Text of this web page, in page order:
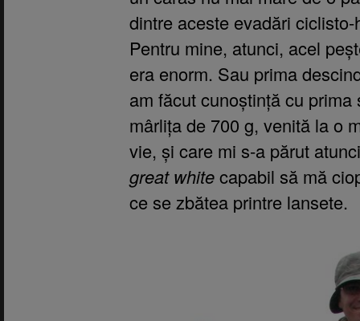
dintre aceste evadări
Pentru mine, atunci, acel
era enorm. Sau prima
am făcut cunoștință cu
mârlița de 700 g, venită la o
vie, și care mi s-a părut
great whitecapabil să mă
ce se zbătea printre lansete.